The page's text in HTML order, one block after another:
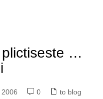
plictiseste …
0 to blog